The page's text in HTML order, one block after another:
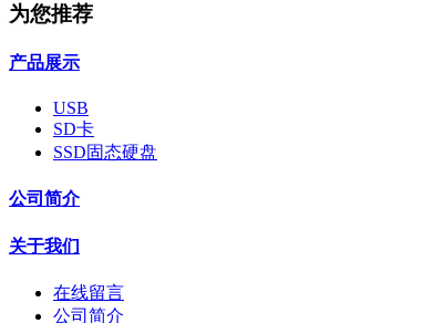
为您推荐
产品展示
USB
SD卡
SSD固态硬盘
公司简介
关于我们
在线留言
公司简介